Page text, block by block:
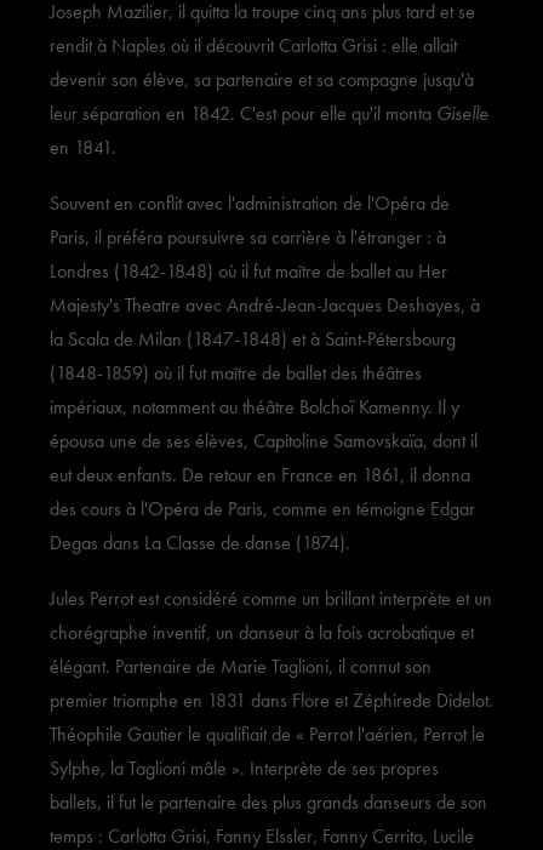
Joseph Mazilier, il quitta la troupe cinq ans plus tard et se
rendit à Naples où il découvrit Carlotta Grisi : elle allait
devenir son élève, sa partenaire et sa compagne jusqu'à
leur séparation en 1842. C'est pour elle qu'il monta Giselle
en 1841.
Souvent en conflit avec l'administration de l'Opéra de
Paris, il préféra poursuivre sa carrière à l'étranger : à
Londres (1842-1848) où il fut maître de ballet au Her
Majesty's Theatre avec André-Jean-Jacques Deshayes, à
la Scala de Milan (1847-1848) et à Saint-Pétersbourg
(1848-1859) où il fut maître de ballet des théâtres
impériaux, notamment au théâtre Bolchoï Kamenny. Il y
épousa une de ses élèves, Capitoline Samovskaïa, dont il
eut deux enfants. De retour en France en 1861, il donna
des cours à l'Opéra de Paris, comme en témoigne Edgar
Degas dans La Classe de danse (1874).
Jules Perrot est considéré comme un brillant interprète et un
chorégraphe inventif, un danseur à la fois acrobatique et
élégant. Partenaire de Marie Taglioni, il connut son
premier triomphe en 1831 dans Flore et Zéphirede Didelot.
Théophile Gautier le qualifiait de « Perrot l'aérien, Perrot le
Sylphe, la Taglioni mâle ». Interprète de ses propres
ballets, il fut le partenaire des plus grands danseurs de son
temps : Carlotta Grisi, Fanny Elssler, Fanny Cerrito, Lucile